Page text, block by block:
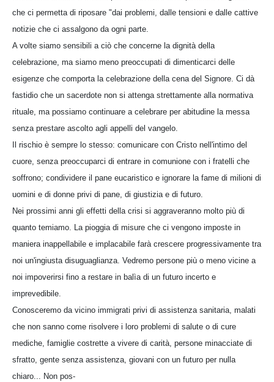
che ci permetta di riposare "dai problemi, dalle tensioni e dalle cattive
notizie che ci assalgono da ogni parte.
A volte siamo sensibili a ciò che concerne la dignità della
celebrazione, ma siamo meno preoccupati di dimenticarci delle
esigenze che comporta la celebrazione della cena del Signore. Ci dà
fastidio che un sacerdote non si attenga strettamente alla normativa
rituale, ma possiamo continuare a celebrare per abitudine la messa
senza prestare ascolto agli appelli del vangelo.
Il rischio è sempre lo stesso: comunicare con Cristo nell'intimo del
cuore, senza preoccuparci di entrare in comunione con i fratelli che
soffrono; condividere il pane eucaristico e ignorare la fame di milioni di
uomini e di donne privi di pane, di giustizia e di futuro.
Nei prossimi anni gli effetti della crisi si aggraveranno molto più di
quanto temiamo. La pioggia di misure che ci vengono imposte in
maniera inappellabile e implacabile farà crescere progressivamente tra
noi un'ingiusta disuguaglianza. Vedremo persone più o meno vicine a
noi impoverirsi fino a restare in balìa di un futuro incerto e
imprevedibile.
Conosceremo da vicino immigrati privi di assistenza sanitaria, malati
che non sanno come risolvere i loro problemi di salute o di cure
mediche, famiglie costrette a vivere di carità, persone minacciate di
sfratto, gente senza assistenza, giovani con un futuro per nulla
chiaro... Non pos-